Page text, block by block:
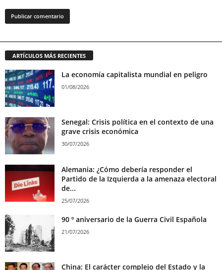
ARTÍCULOS MÁS RECIENTES
La economía capitalista mundial en peligro
01/08/2026
Senegal: Crisis política en el contexto de una
grave crisis económica
30/07/2026
Alemania: ¿Cómo debería responder el
Partido de la Izquierda a la amenaza electoral
de...
25/07/2026
90 º aniversario de la Guerra Civil Española
21/07/2026
China: El carácter complejo del Estado y la